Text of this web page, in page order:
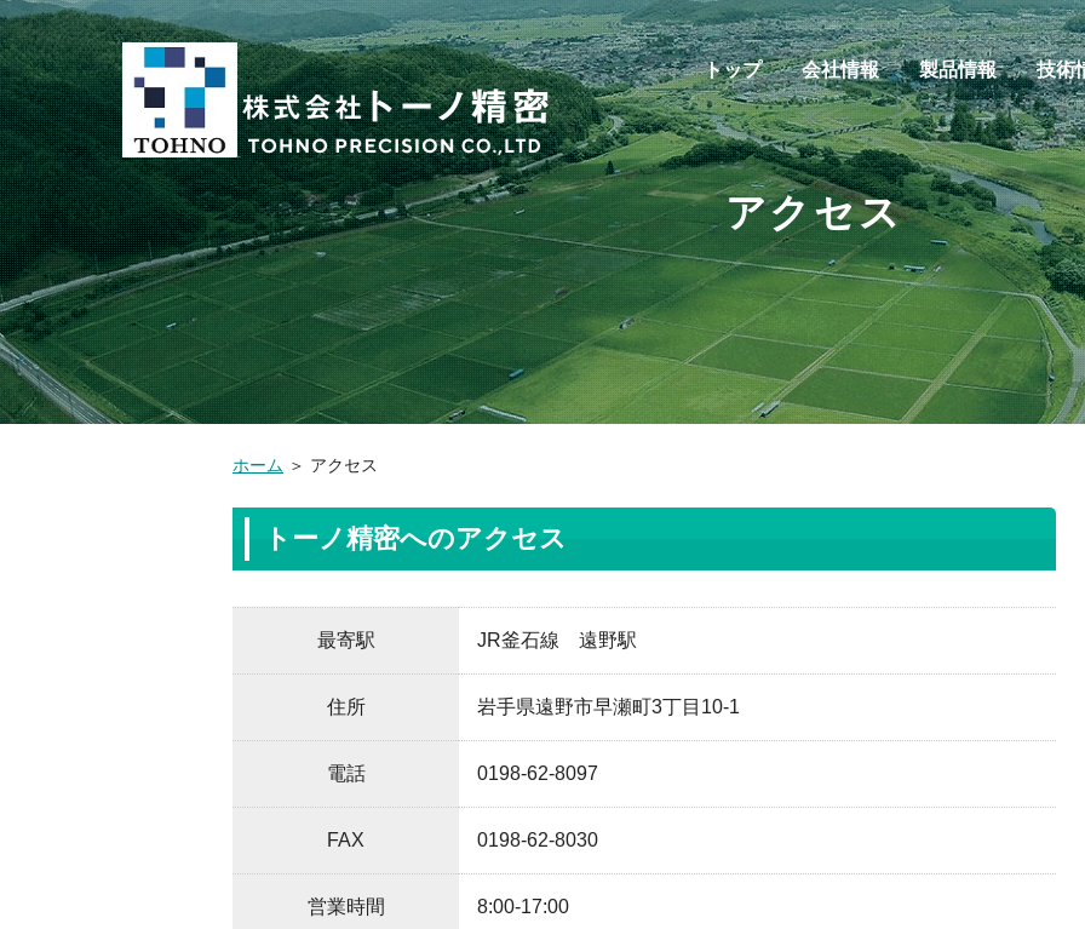
トップ 会社情報 製品情報 技術
アクセス
ホーム ＞ アクセス
トーノ精密へのアクセス
最寄駅 JR釜石線 遠野駅
住所 岩手県遠野市早瀬町3丁目10-1
電話 0198-62-8097
FAX 0198-62-8030
営業時間 8:00-17:00